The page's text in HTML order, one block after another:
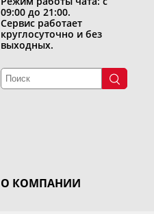
О КОМПАНИИ
09:00 до 21:00.
Сервис работает
круглосуточно и без
выходных.